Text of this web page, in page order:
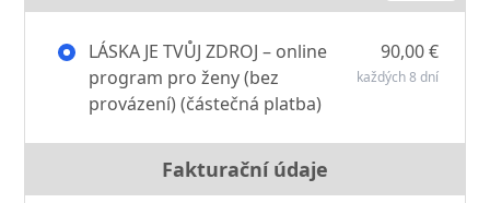
LÁSKA JE TVŮJ ZDROJ – online
program pro ženy (bez
provázení) (částečná platba)
90,00 €
každých 8 dní
Fakturační údaje